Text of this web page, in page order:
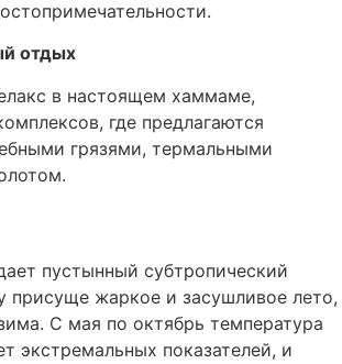
отдых
в настоящем хаммаме,
где предлагаются
грязями, термальными
пустынный субтропический
присуще жаркое и засушливое лето,
С мая по октябрь температура
экстремальных показателей, и